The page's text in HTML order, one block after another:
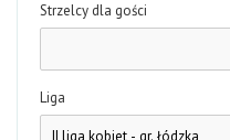
Strzelcy dla gości
Liga